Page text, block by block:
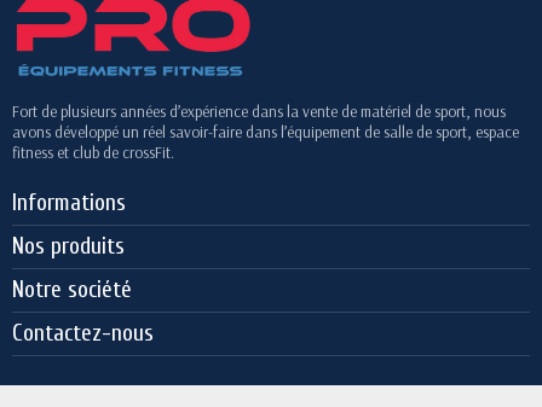
Fort de plusieurs années d’expérience dans la vente de matériel de sport, nous
avons développé un réel savoir-faire dans l’équipement de salle de sport, espace
fitness et club de crossFit.
Informations
Nos produits
Notre société
Contactez-nous